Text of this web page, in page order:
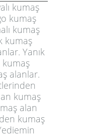
kumaş
kumaş
kumaş
kumaş
Yanık
kumaş
alanlar.
kumaş
alan
kumaş